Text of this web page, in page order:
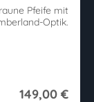
Pfeife mit
Optik.
149,00 €